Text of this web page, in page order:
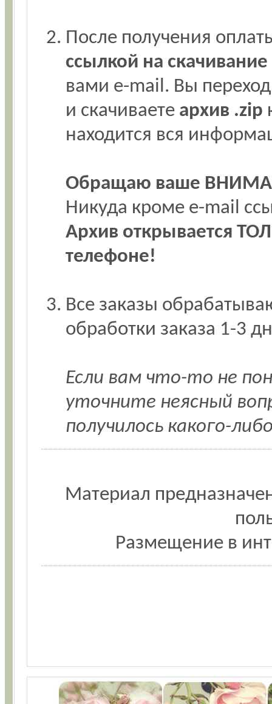
После получения
ссылкой на
вами e-mail. Вы
и скачиваете архив .zip
находится вся
Обращаю ваше
Никуда кроме e-mail
Архив открывается
телефоне!
Все заказы
обработки заказа 1-3
Если вам что-то не
уточните неясный
получилось какого-
Материал
Размещение в